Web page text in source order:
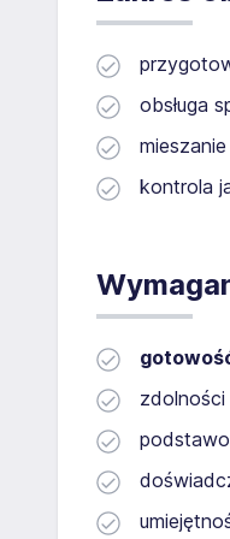
obsługa
kontrola
zdolności